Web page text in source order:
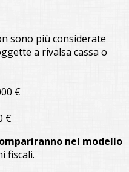
sono più considerate
a rivalsa cassa o
€
€
nel modello
fiscali.